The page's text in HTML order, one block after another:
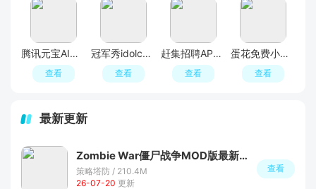
腾讯元宝AI软件
查看
冠军秀idolchamp官方登录入口
查看
赶集招聘APP官方最新版
查看
蛋花免费小说app最新版
查看
最新更新
Zombie War僵尸战争MOD版最新版本
策略塔防 / 210.4M
26-07-20 更新
查看